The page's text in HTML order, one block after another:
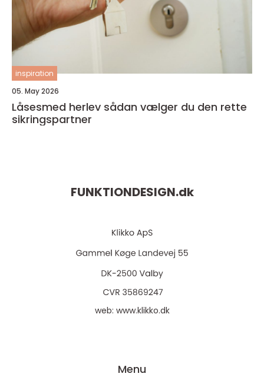
inspiration
05. May 2026
Låsesmed herlev sådan vælger du den rette
sikringspartner
FUNKTIONDESIGN.dk
web: www.klikko.dk
Menu